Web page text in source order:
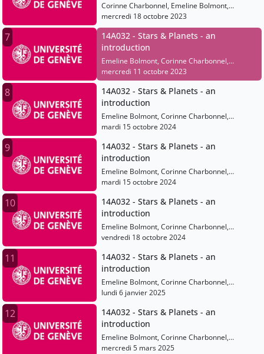
Corinne Charbonnel, Emeline Bolmont,
Anastasios Fragkos
mercredi 18 octobre 2023
7
14A032 - Stars & Planets - an
introduction
Emeline Bolmont, Corinne Charbonnel,
Anastasios Fragkos
mercredi 11 octobre 2023
8
14A032 - Stars & Planets - an
introduction
Emeline Bolmont, Corinne Charbonnel,
Anastasios Fragkos
mardi 15 octobre 2024
9
14A032 - Stars & Planets - an
introduction
Emeline Bolmont, Corinne Charbonnel,
Anastasios Fragkos
mardi 15 octobre 2024
10
14A032 - Stars & Planets - an
introduction
Emeline Bolmont, Corinne Charbonnel,
Anastasios Fragkos
vendredi 18 octobre 2024
11
14A032 - Stars & Planets - an
introduction
Emeline Bolmont, Corinne Charbonnel,
Anastasios Fragkos
lundi 6 janvier 2025
12
14A032 - Stars & Planets - an
introduction
Emeline Bolmont, Corinne Charbonnel,
Anastasios Fragkos
mercredi 5 mars 2025